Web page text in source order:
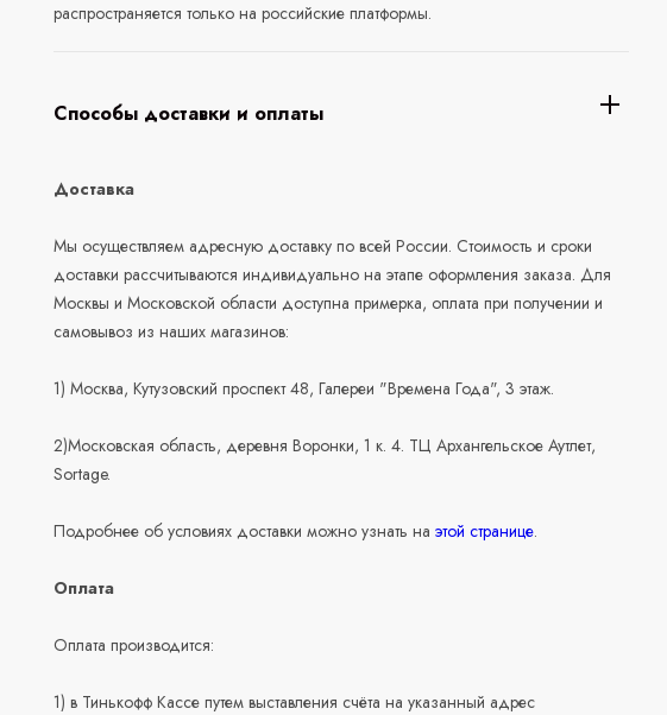
распространяется только на российские платформы.
Способы доставки и оплаты
Доставка
Мы осуществляем адресную доставку по всей России. Стоимость и сроки
доставки рассчитываются индивидуально на этапе оформления заказа. Для
Москвы и Московской области доступна примерка, оплата при получении и
самовывоз из наших магазинов:
1) Москва, Кутузовский проспект 48, Галереи "Времена Года", 3 этаж.
2)Московская область, деревня Воронки, 1 к. 4. ТЦ Архангельское Аутлет,
Sortage.
Подробнее об условиях доставки можно узнать наэтой странице.
Оплата
Оплата производится:
1) в Тинькофф Кассе путем выставления счёта на указанный адрес